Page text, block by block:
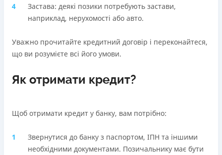
Застава: деякі позики потребують застави,
наприклад, нерухомості або авто.
Уважно прочитайте кредитний договір і переконайтеся,
що ви розумієте всі його умови.
Як отримати кредит?
Щоб отримати кредит у банку, вам потрібно:
Звернутися до банку з паспортом, ІПН та іншими
необхідними документами. Позичальнику має бути